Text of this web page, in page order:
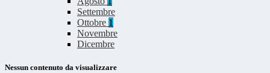
Settembre
Ottobre 1
Novembre
Dicembre
Nessun contenuto da visualizzare